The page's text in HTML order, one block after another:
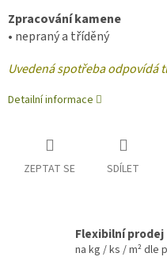
Zpracování kamene
• nepraný a tříděný
Uvedená spotřeba odpovídá
Detailní informace
ZEPTAT SE SDÍLET
Flexibilní prodej
na kg / ks / m² dle